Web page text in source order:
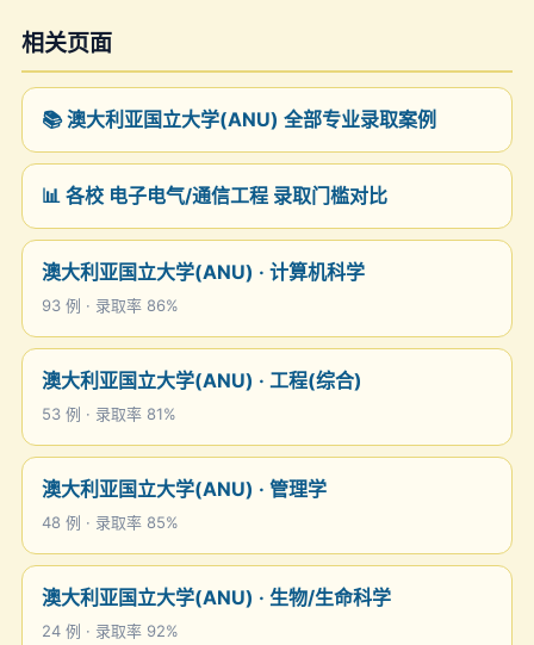
相关页面
📚 澳大利亚国立大学(ANU) 全部专业录取案例
📊 各校 电子电气/通信工程 录取门槛对比
澳大利亚国立大学(ANU) · 计算机科学
93 例 · 录取率 86%
澳大利亚国立大学(ANU) · 工程(综合)
53 例 · 录取率 81%
澳大利亚国立大学(ANU) · 管理学
48 例 · 录取率 85%
澳大利亚国立大学(ANU) · 生物/生命科学
24 例 · 录取率 92%